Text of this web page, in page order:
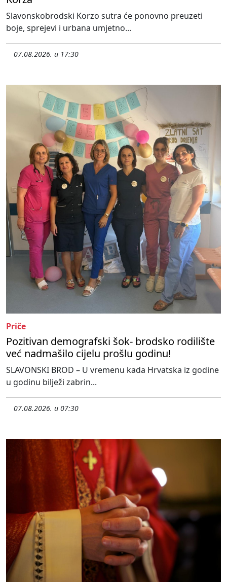
Slavonskobrodski Korzo sutra će ponovno preuzeti
boje, sprejevi i urbana umjetno...
07.08.2026. u 17:30
Priče
Pozitivan demografski šok- brodsko rodilište
već nadmašilo cijelu prošlu godinu!
SLAVONSKI BROD – U vremenu kada Hrvatska iz godine
u godinu bilježi zabrin...
07.08.2026. u 07:30